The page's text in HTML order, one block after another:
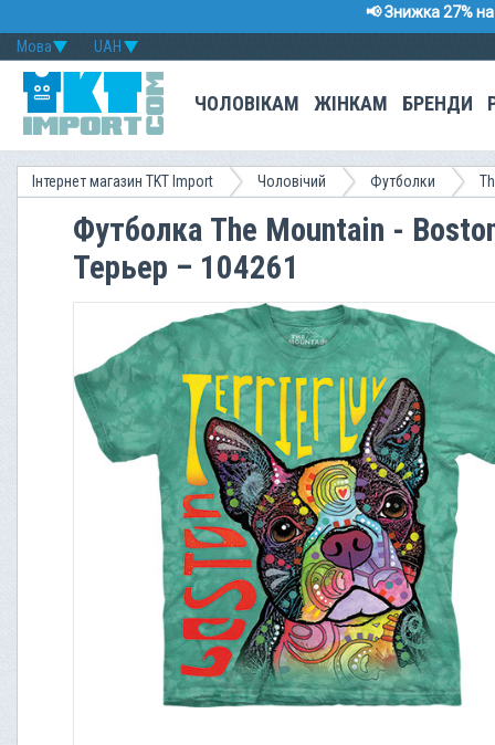
📢 Знижка 27%
UAH
Мова
ЧОЛОВІКАМ ЖІНКАМ БРЕНДИ
Інтернет магазин TKT Import Чоловічий Футболки
Футболка The Mountain -
Терьер – 104261